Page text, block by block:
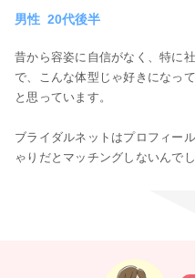
男性 20代後半
昔から容姿に自信がなく、特に
で、こんな体型じゃ好きになっ
と思っています。
ブライダルネットはプロフィー
ゃりだとマッチングしないんで